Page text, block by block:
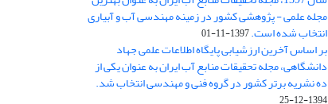
مجله علمی - پژوهشی کشور در زمینه مهندسی آب و آبیاری
انتخاب شده است.1397-11-01
بر اساس آخرین ارزشیابی پایگاه اطلاعات علمی جهاد
دانشگاهی، مجله تحقیقات منابع آب ایران به عنوان یکی از
ده نشریه برتر کشور در گروه فنی و مهندسی انتخاب شد.